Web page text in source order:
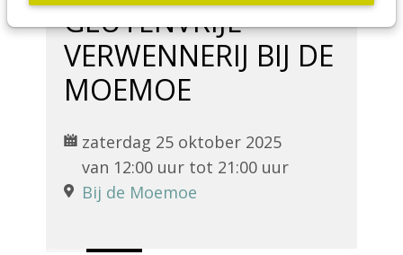
GLUTENVRIJE
VERWENNERIJ BIJ DE
MOEMOE
zaterdag 25 oktober 2025
van 12:00 uur tot 21:00 uur
Bij de Moemoe
FAQ
Contact